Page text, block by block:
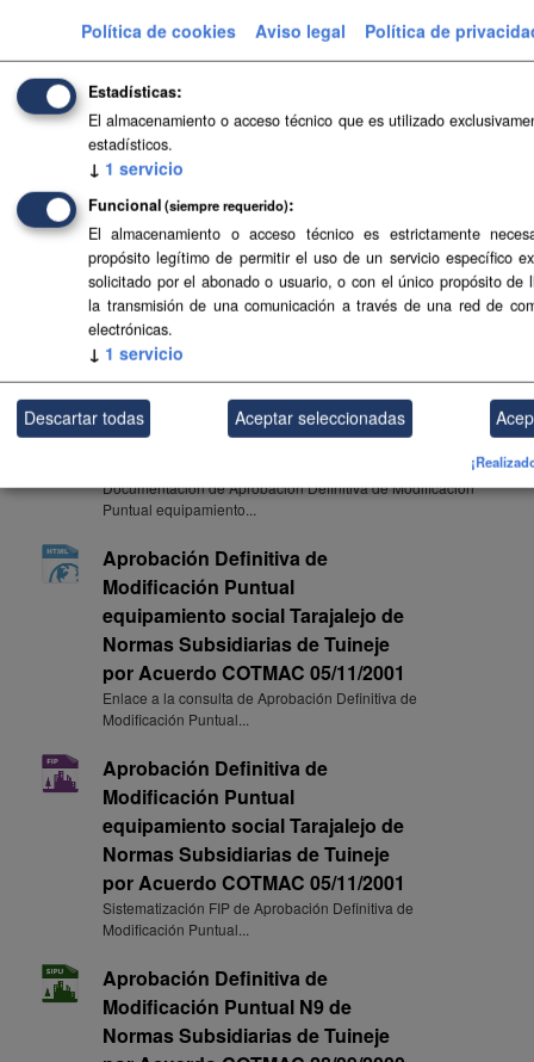
Urbano de Giniginámar de Tuineje
Sistematización FIP de Aprobación Definitiva de Estudio de
Detalle referente...
Aprobación Definitiva de
Modificación Puntual
equipamiento social Tarajalejo de
Normas Subsidiarias de Tuineje
por Acuerdo COTMAC 05/11/2001
Sistematización SIPU de Aprobación Definitiva de
Modificación Puntual...
Aprobación Definitiva de
Modificación Puntual
equipamiento social Tarajalejo de
Normas Subsidiarias de Tuineje
Documentación de Aprobación Definitiva de Modificación
Puntual equipamiento...
Aprobación Definitiva de
Modificación Puntual
equipamiento social Tarajalejo de
Normas Subsidiarias de Tuineje
por Acuerdo COTMAC 05/11/2001
Enlace a la consulta de Aprobación Definitiva de
Modificación Puntual...
Aprobación Definitiva de
Modificación Puntual
equipamiento social Tarajalejo de
Normas Subsidiarias de Tuineje
por Acuerdo COTMAC 05/11/2001
Sistematización FIP de Aprobación Definitiva de
Modificación Puntual...
Aprobación Definitiva de
Modificación Puntual N9 de
Normas Subsidiarias de Tuineje
Política de cookies Aviso legal Política de
Estadísticas
El almacenamiento o acceso técnico que es utilizado
estadísticos.
↓ 1 servicio
Funcional (siempre requerido)
El almacenamiento o acceso técnico es estrictamente
propósito legítimo de permitir el uso de un servicio específico
solicitado por el abonado o usuario, o con el único propósito de
la transmisión de una comunicación a través de una red de
electrónicas.
↓ 1 servicio
Descartar todas Aceptar seleccionadas